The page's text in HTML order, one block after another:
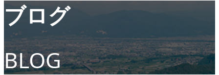
求職者の方へ
ブログ
BLOG